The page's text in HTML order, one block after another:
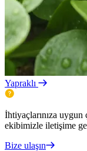
Yapraklı
İhtiyaçlarınıza uygun
ekibimizle iletişime
Bize ulaşın